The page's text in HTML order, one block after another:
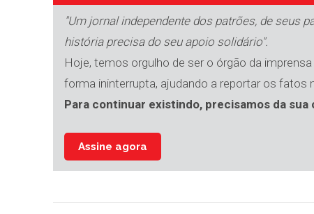
"Um jornal independente dos patrões, de seus
história precisa do seu apoio solidário".
Hoje, temos orgulho de ser o órgão da
forma ininterrupta, ajudando a reportar os
Para continuar existindo, precisamos da
Assine agora